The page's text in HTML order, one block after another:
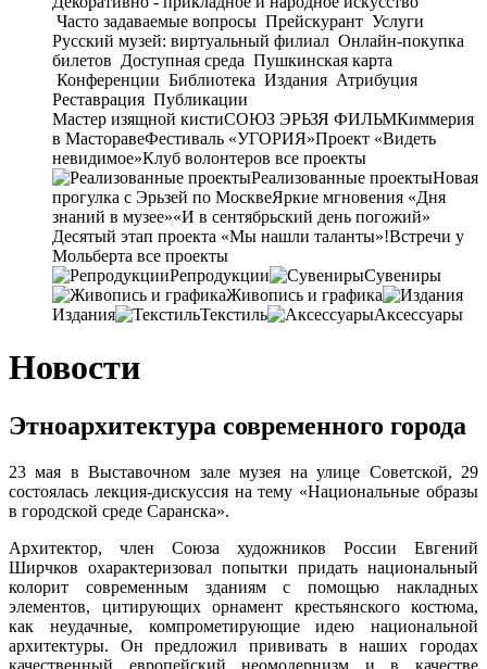
Часто задаваемые вопросы Прейскурант Услуги
Русский музей: виртуальный филиал Онлайн-покупка
билетов Доступная среда Пушкинская карта
Конференции Библиотека Издания Атрибуция
Реставрация Публикации
Мастер изящной кистиСОЮЗ ЭРЬЗЯ ФИЛЬМКиммерия
в МасторавеФестиваль «УГОРИЯ»Проект «Видеть
невидимое»Клуб волонтеров все проекты
Реализованные проектыНовая
прогулка с Эрьзей по МосквеЯркие мгновения «Дня
знаний в музее»«И в сентябрьский день погожий»
Десятый этап проекта «Мы нашли таланты»!Встречи у
Мольберта все проекты
Репродукции
Сувениры
Живопись и графика
Издания
Текстиль Аксессуары
Новости
Этноархитектура современного города
23 мая в Выставочном зале музея на улице Советской, 29
состоялась лекция-дискуссия на тему «Национальные образы
в городской среде Саранска».
Архитектор, член Союза художников России Евгений
Ширчков охарактеризовал попытки придать национальный
колорит современным зданиям с помощью накладных
элементов, цитирующих орнамент крестьянского костюма,
как неудачные, компрометирующие идею национальной
архитектуры. Он предложил прививать в наших городах
качественный европейский неомодернизм и в качестве